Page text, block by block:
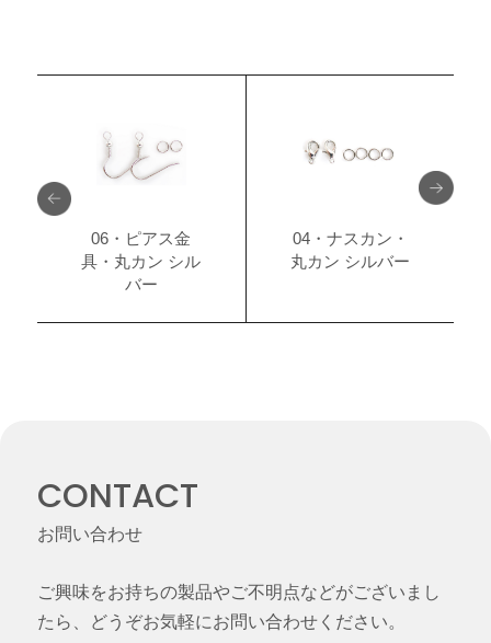
06・ピアス金
具・丸カン シル
バー
04・ナスカン・
丸カン シルバー
CONTACT
お問い合わせ
ご興味をお持ちの製品やご不明点などがございまし
たら、どうぞお気軽にお問い合わせください。